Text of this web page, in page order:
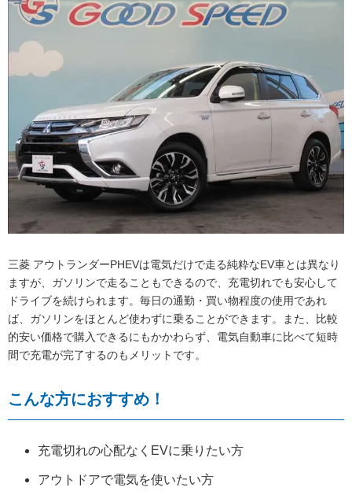
三菱 アウトランダーPHEVは電気だけで走る純粋なEV車とは異なり
ますが、ガソリンで走ることもできるので、充電切れでも安心して
ドライブを続けられます。毎日の通勤・買い物程度の使用であれ
ば、ガソリンをほとんど使わずに乗ることができます。また、比較
的安い価格で購入できるにもかかわらず、電気自動車に比べて短時
間で充電が完了するのもメリットです。
こんな方におすすめ！
充電切れの心配なくEVに乗りたい方
アウトドアで電気を使いたい方